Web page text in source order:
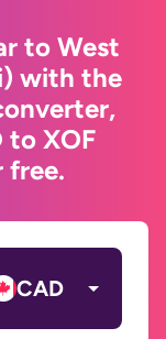
to West
with the
to XOF
free.
CAD